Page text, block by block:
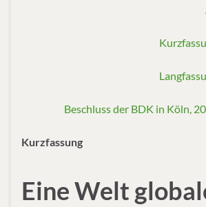
Beschluss der BDK in Köln,
Kurzfassung
Eine Welt